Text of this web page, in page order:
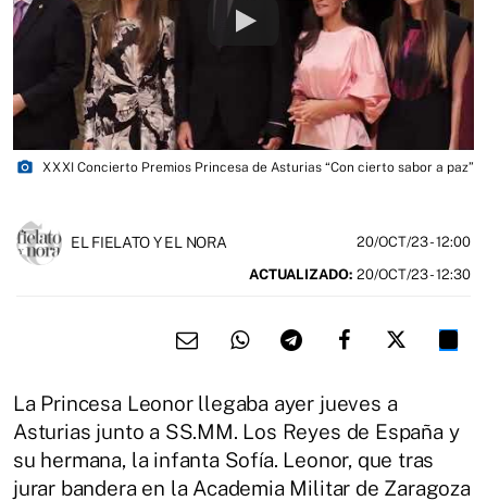
photo_camera XXXI Concierto Premios Princesa de Asturias “Con cierto sabor a paz”
EL FIELATO Y EL NORA 20/OCT/23- 12:00
ACTUALIZADO: 20/OCT/23 - 12:30
La Princesa Leonor llegaba ayer jueves a
Asturias junto a SS.MM. Los Reyes de España y
su hermana, la infanta Sofía. Leonor, que tras
jurar bandera en la Academia Militar de Zaragoza